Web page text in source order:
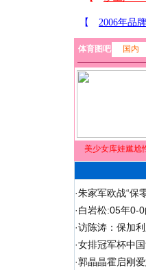
体育图吧 国内
美少女库娃尴尬
·朱家军欧战“保
·白岩松:05年0-
·访陈涛：保加
·女排冠军杯中
·郭晶晶霍启刚